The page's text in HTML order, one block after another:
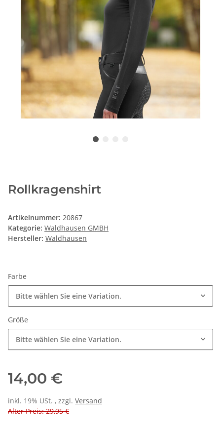
Rollkragenshirt
Artikelnummer: 20867
Kategorie: Waldhausen GMBH
Hersteller: Waldhausen
Farbe
Bitte wählen Sie eine Variation.
Größe
Bitte wählen Sie eine Variation.
14,00 €
inkl. 19% USt. , zzgl. Versand
Alter Preis: 29,95 €